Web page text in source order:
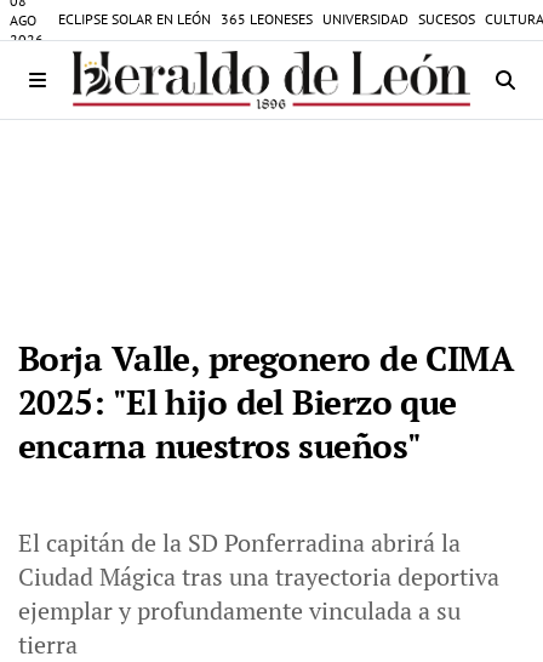
AGO
2026
ECLIPSE SOLAR EN LEÓN 365 LEONESES UNIVERSIDAD SUCESOS
Borja Valle, pregonero de CIMA
2025: "El hijo del Bierzo que
encarna nuestros sueños"
El capitán de la SD Ponferradina abrirá la
Ciudad Mágica tras una trayectoria deportiva
ejemplar y profundamente vinculada a su
tierra